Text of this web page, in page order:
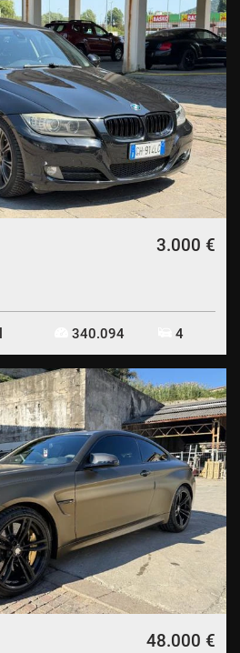
3.000 €
340.094 4
48.000 €